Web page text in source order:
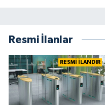
Resmi İlanlar
RESMİ İLANDIR